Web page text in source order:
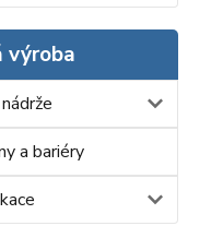
výroba
a bariéry